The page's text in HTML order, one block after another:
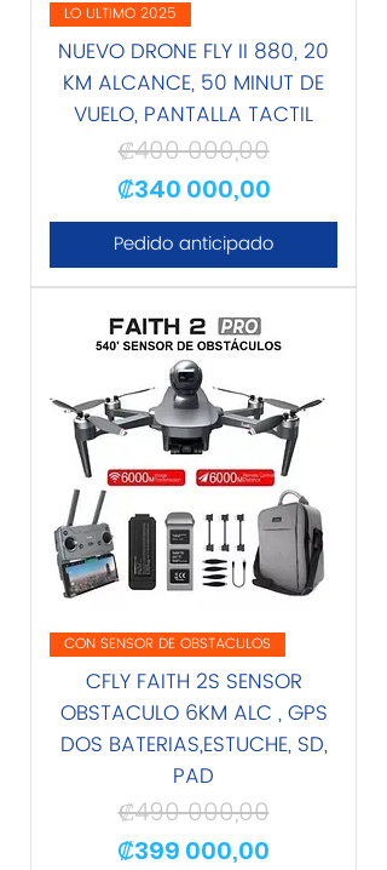
LO ULTIMO 2025
NUEVO DRONE FLY II 880, 20
KM ALCANCE, 50 MINUT DE
VUELO, PANTALLA TACTIL
Precio
₡400 000,00
Precio de oferta
₡340 000,00
Pedido anticipado
CON SENSOR DE OBSTACULOS
CFLY FAITH 2S SENSOR
OBSTACULO 6KM ALC , GPS
DOS BATERIAS,ESTUCHE, SD,
PAD
Precio
₡490 000,00
Precio de oferta
₡399 000,00